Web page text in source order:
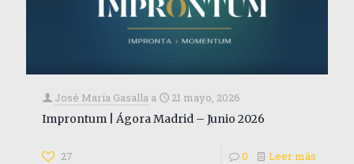
José María Gasalla a
21 mayo, 2026
Improntum | Ágora Madrid – Junio 2026
27 0 Leer más